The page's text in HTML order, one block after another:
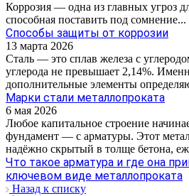
Коррозия — одна из главных угроз
способная поставить под сомнение...
Способы защиты от коррозии
13 марта 2026
Сталь — это сплав железа с
углерода не превышает 2,14%.
дополнительные элементы
Марки стали металлопроката
6 мая 2026
Любое капитальное строение
фундамент — с арматуры. Этот
надёжно скрытый в толще бетона,
Что такое арматура и где она
ключевом виде металлопроката
Назад к списку